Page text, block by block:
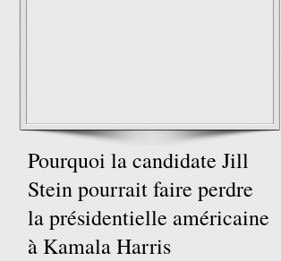
Pourquoi la candidate Jill
Stein pourrait faire perdre
la présidentielle américaine
à Kamala Harris